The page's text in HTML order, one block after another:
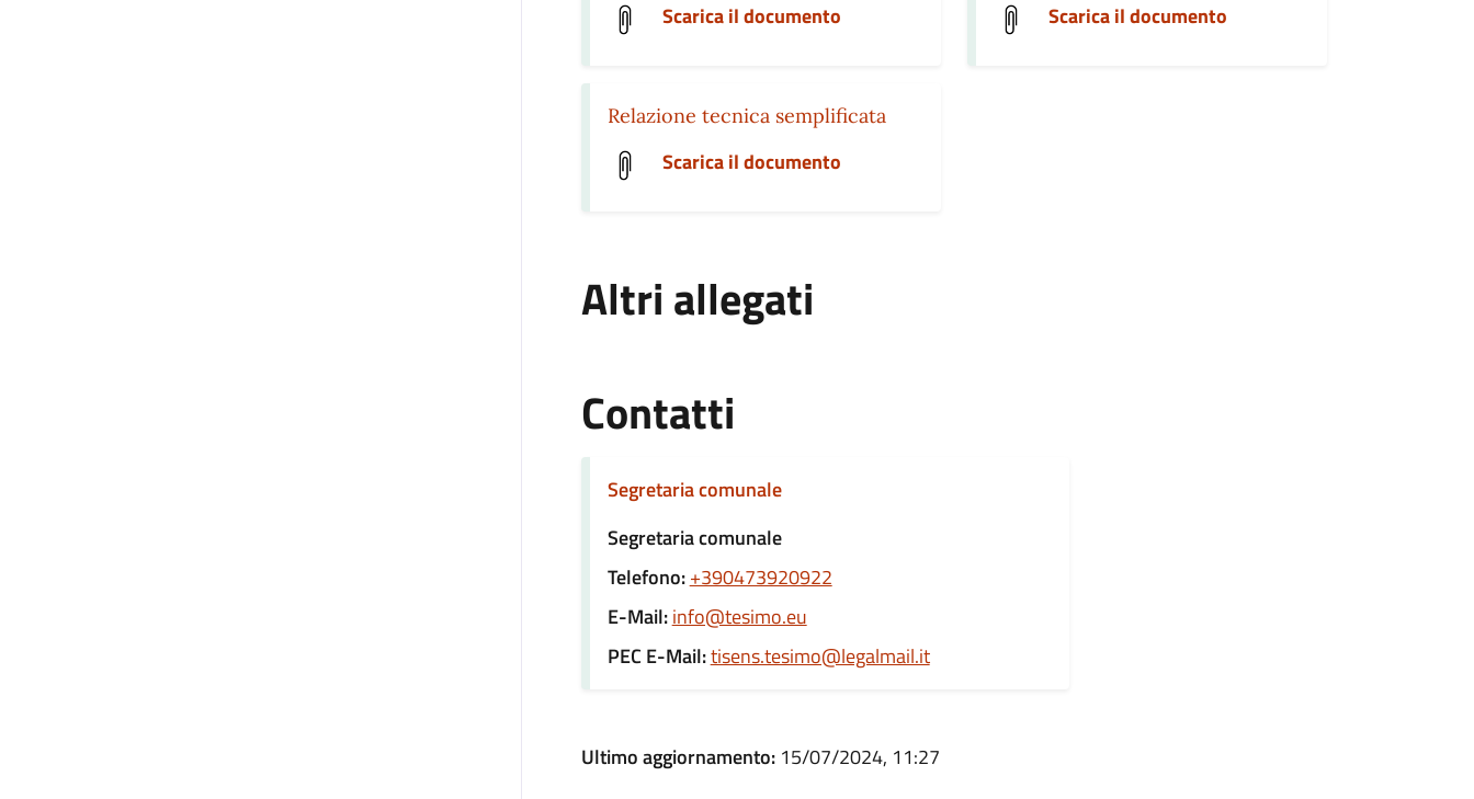
Scarica il documento Scarica il documento
Relazione tecnica semplificata
Scarica il documento
Altri allegati
Contatti
Segretaria comunale
Segretaria comunale
Telefono:+390473920922
E-Mail:info@tesimo.eu
PEC E-Mail:tisens.tesimo@legalmail.it
Ultimo aggiornamento: 15/07/2024, 11:27